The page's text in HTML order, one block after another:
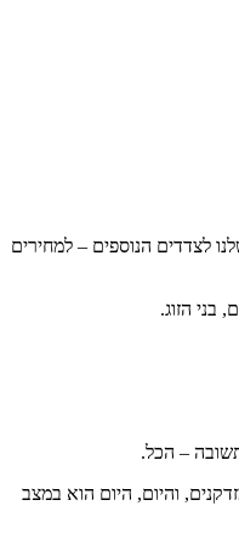
לצדדים הנוספים – למחירים
בני הזוג.
– הכל.
והיום, היום הוא במצב